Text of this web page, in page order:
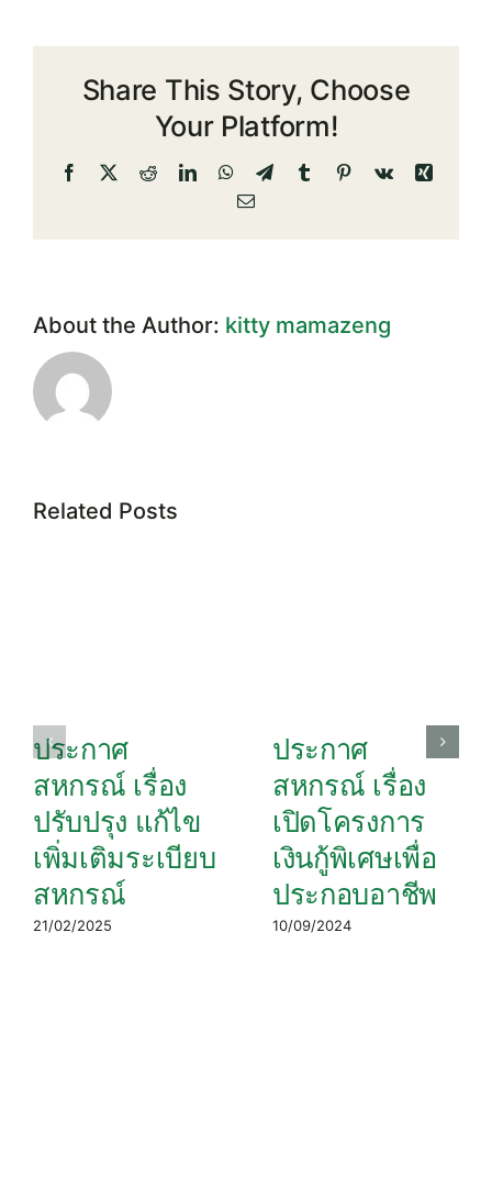
สรรหา
เป็น
คณะ
ดำเนิน
การ
Share This Story, Choose
Your Platform!
Facebook
X RedditLinkedInWhatsApp
TelegramTumblrPinterest
Vk
Xing
Email
About the Author: kitty mamazeng
Related Posts
ประกาศ
สหกรณ์ เรื่อง
ปรับปรุง แก้ไข
เพิ่มเติมระเบียบ
สหกรณ์
21/02/2025
ประกาศ
สหกรณ์ เรื่อง
เปิดโครงการ
เงินกู้พิเศษเพื่อ
ประกอบอาชีพ
10/09/2024